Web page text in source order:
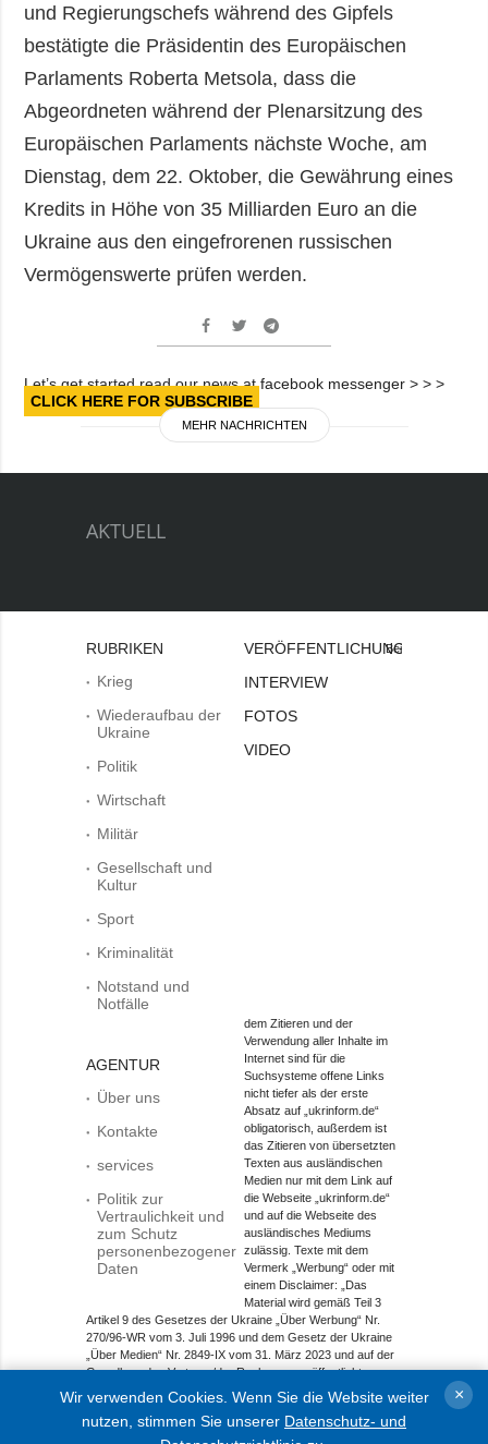
und Regierungschefs während des Gipfels
bestätigte die Präsidentin des Europäischen
Parlaments Roberta Metsola, dass die
Abgeordneten während der Plenarsitzung des
Europäischen Parlaments nächste Woche, am
Dienstag, dem 22. Oktober, die Gewährung eines
Kredits in Höhe von 35 Milliarden Euro an die
Ukraine aus den eingefrorenen russischen
Vermögenswerte prüfen werden.
Let’s get started read our news at facebook messenger > > >
CLICK HERE FOR SUBSCRIBE
MEHR NACHRICHTEN
AKTUELL
RUBRIKEN
Krieg
Wiederaufbau der
Ukraine
Politik
Wirtschaft
Militär
Gesellschaft und
Kultur
Sport
Kriminalität
Notstand und
Notfälle
AGENTUR
Über uns
Kontakte
services
Politik zur
Vertraulichkeit und
zum Schutz
personenbezogener
Daten
VERÖFFENTLICHUNGEN
INTERVIEW
FOTOS
VIDEO
Bei
dem Zitieren und der
Verwendung aller Inhalte im
Internet sind für die
Suchsysteme offene Links
nicht tiefer als der erste
Absatz auf „ukrinform.de“
obligatorisch, außerdem ist
das Zitieren von übersetzten
Texten aus ausländischen
Medien nur mit dem Link auf
die Webseite „ukrinform.de“
und auf die Webseite des
ausländisches Mediums
zulässig. Texte mit dem
Vermerk „Werbung“ oder mit
einem Disclaimer: „Das
Material wird gemäß Teil 3
Artikel 9 des Gesetzes der Ukraine „Über Werbung“ Nr.
270/96-WR vom 3. Juli 1996 und dem Gesetz der Ukraine
„Über Medien“ Nr. 2849-IX vom 31. März 2023 und auf der
Grundlage des Vertrags/der Rechnung veröffentlicht.
Objekt im Bereich Onlinemedien; Medien-ID R40-01421.
© 2015-2026 Ukrinform. Alle Rechte sind geschützt.
Wir verwenden Cookies. Wenn Sie die Website weiter
nutzen, stimmen Sie unserer Datenschutz- und
×